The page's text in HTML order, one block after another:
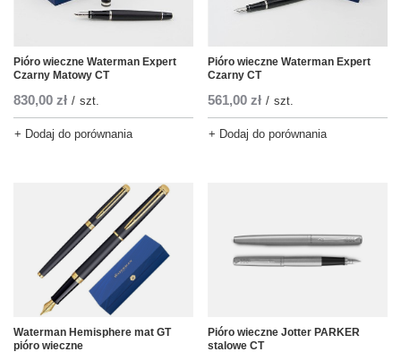
Pióro wieczne Waterman Expert
Czarny Matowy CT
830,00 zł / szt.
+ Dodaj do porównania
Pióro wieczne Waterman Expert
Czarny CT
561,00 zł / szt.
+ Dodaj do porównania
Waterman Hemisphere mat GT
pióro wieczne
Pióro wieczne Jotter PARKER
stalowe CT